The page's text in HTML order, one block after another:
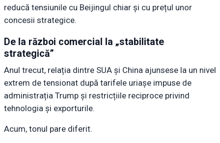
reducă tensiunile cu Beijingul chiar și cu prețul unor
concesii strategice.
De la război comercial la „stabilitate
strategică”
Anul trecut, relația dintre SUA și China ajunsese la un nivel
extrem de tensionat după tarifele uriașe impuse de
administrația Trump și restricțiile reciproce privind
tehnologia și exporturile.
Acum, tonul pare diferit.